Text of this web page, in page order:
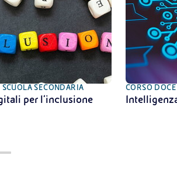
SECONDARIA
per l’inclusione
CORSO